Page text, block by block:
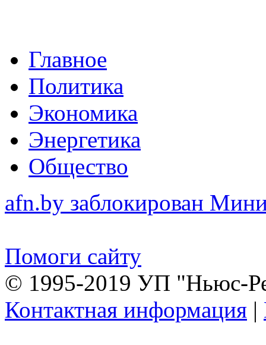
Главное
Политика
Экономика
Энергетика
Общество
afn.by заблокирован
Помоги сайту
© 1995-2019 УП "Ньюс-
Контактная информация |